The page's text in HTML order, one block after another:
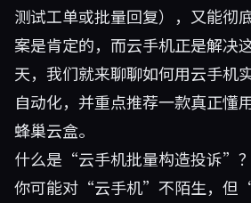
测试工单或批量回复），又能彻
案是肯定的，而云手机正是解决
天，我们就来聊聊如何用云手机
自动化，并重点推荐一款真正
蜂巢云盒。
什么是“云手机批量构造投诉”？
你可能对“云手机”不陌生，但